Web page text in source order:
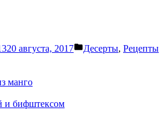
20 августа, 2017
Написано
Десерты, Рецепты
манго
и бифштексом